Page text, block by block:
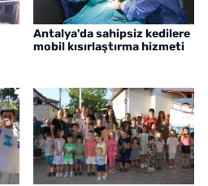
Antalya'da sahipsiz kedilere
mobil kısırlaştırma hizmeti